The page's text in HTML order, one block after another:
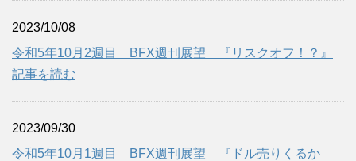
2023/10/08
令和5年10月2週目 BFX週刊展望 『リスクオフ！？』
記事を読む
2023/09/30
令和5年10月1週目 BFX週刊展望 『ドル売りくるか